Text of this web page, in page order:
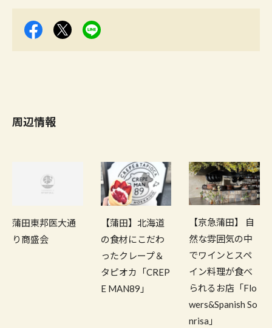
周辺情報
蒲田東邦医大通
り商盛会
【蒲田】北海道
の食材にこだわ
ったクレープ＆
タピオカ「CREP
E MAN89」
【京急蒲田】 自
然な雰囲気の中
でワインとスペ
イン料理が食べ
られるお店「Flo
wers&Spanish So
nrisa」